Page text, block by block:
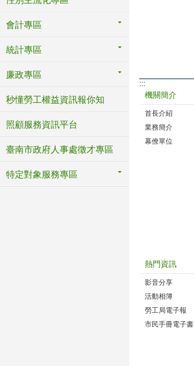
會計專區
統計專區
廉政專區
秒懂勞工權益資訊報你知
照顧服務資訊平台
臺南市政府人事處徵才專區
特定對象服務專區
:::
機關簡介
首長介紹
業務簡介
幕僚單位
熱門資訊
影音分享
活動相簿
勞工局電子報
市民手冊電子書